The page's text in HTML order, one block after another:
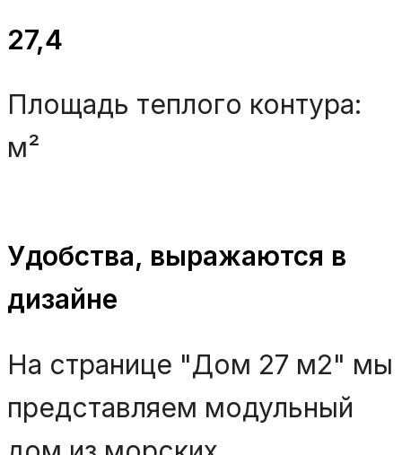
27,4
Площадь теплого контура:
м²
Удобства, выражаются в
дизайне
На странице "Дом 27 м2" мы
представляем модульный